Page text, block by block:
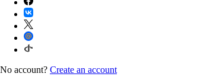
No account? Create an account